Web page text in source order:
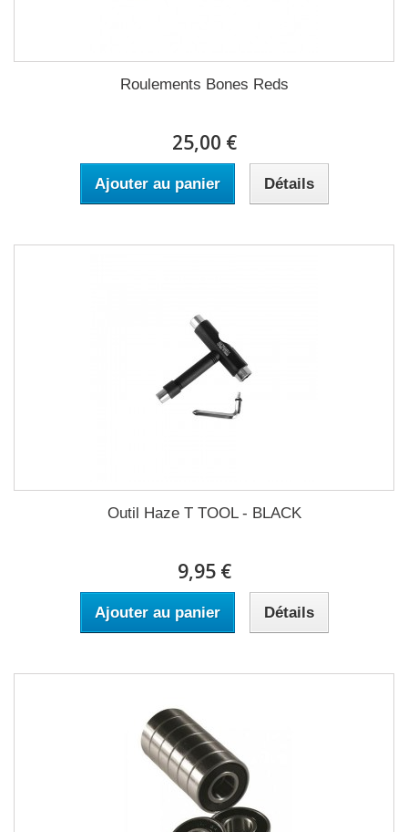
Roulements Bones Reds
25,00 €
Ajouter au panier Détails
Outil Haze T TOOL - BLACK
9,95 €
Ajouter au panier Détails